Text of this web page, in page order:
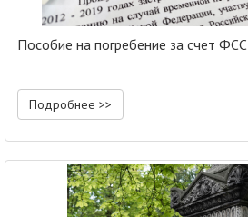
Пособие на погребение за счет ФСС
Подробнее >>